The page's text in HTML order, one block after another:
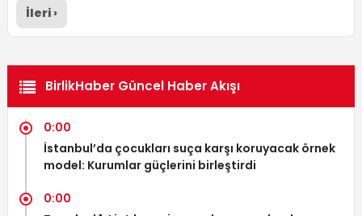
İleri ›
BirlikHaber Güncel Haber Akışı
0:00
İstanbul’da çocukları suça karşı koruyacak örnek
model: Kurumlar güçlerini birleştirdi
0:00